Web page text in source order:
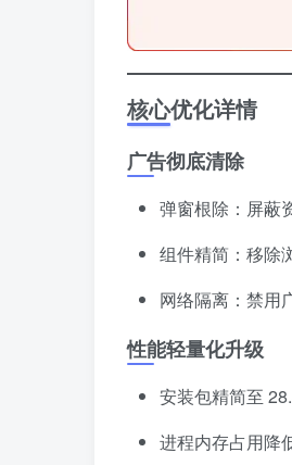
核心优化详情
广告彻底清除
弹窗根除：屏蔽
组件精简：移除
网络隔离：禁用
性能轻量化升级
安装包精简至
进程内存占用降